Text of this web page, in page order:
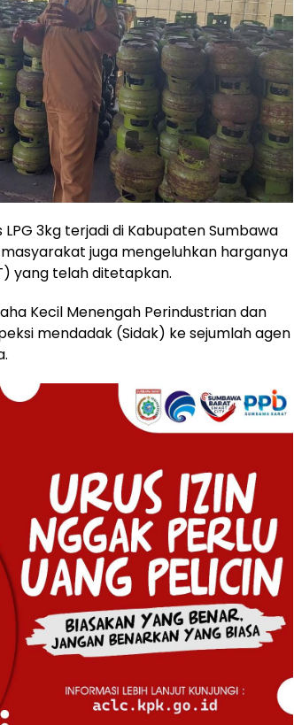
LPG 3kg terjadi di Kabupaten Sumbawa
juga mengeluhkan harganya
yang telah ditetapkan.
Kecil Menengah Perindustrian dan
mendadak (Sidak) ke sejumlah agen